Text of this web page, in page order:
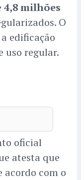
4,8 milhões
O
edificação
uso regular.
oficial
atesta que
acordo com o